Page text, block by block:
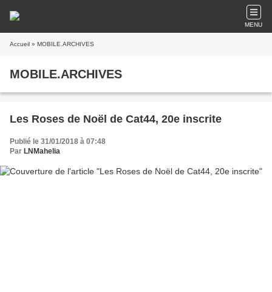
MENU
Accueil » MOBILE.ARCHIVES
MOBILE.ARCHIVES
Les Roses de Noël de Cat44, 20e inscrite
Publié le 31/01/2018 à 07:48
Par LNMahelia